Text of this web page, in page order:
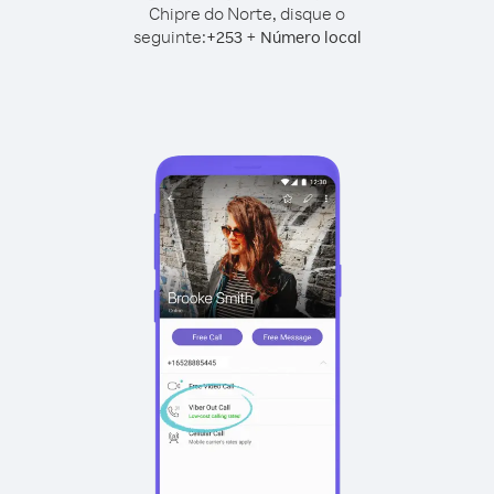
Chipre do Norte, disque o
seguinte:+253+ Número local